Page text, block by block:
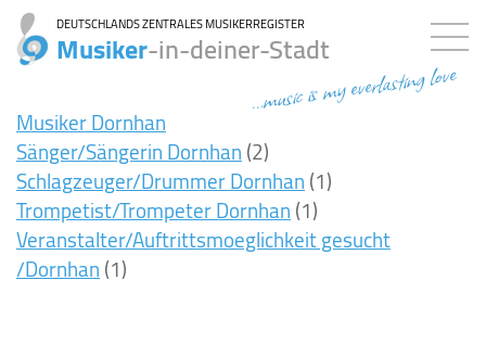
DEUTSCHLANDS ZENTRALES MUSIKERREGISTER
Musiker-in-deiner-Stadt
...music is my everlasting love
Musiker Dornhan
Sänger/Sängerin Dornhan(2)
Schlagzeuger/Drummer Dornhan(1)
Trompetist/Trompeter Dornhan(1)
Veranstalter/Auftrittsmoeglichkeit gesucht
/Dornhan(1)